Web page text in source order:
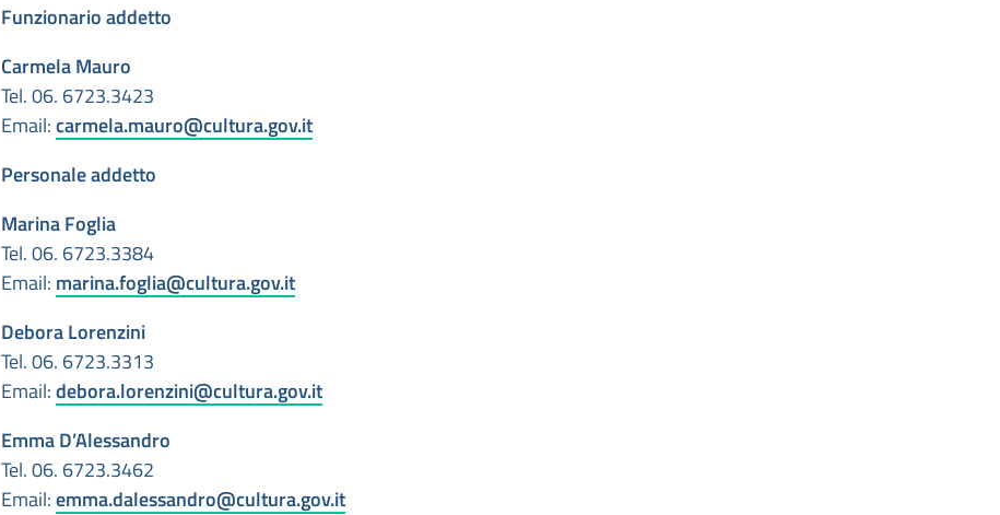
Funzionario addetto
Carmela Mauro
Tel. 06. 6723.3423
Email:carmela.mauro@cultura.gov.it
Personale addetto
Marina Foglia
Tel. 06. 6723.3384
Email: marina.foglia@cultura.gov.it
Debora Lorenzini
Tel. 06. 6723.3313
Email:debora.lorenzini@cultura.gov.it
Emma D’Alessandro
Tel. 06. 6723.3462
Email:emma.dalessandro@cultura.gov.it